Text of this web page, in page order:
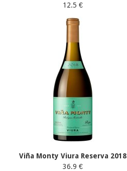
12.5 €
Viña Monty Viura Reserva 2018
36.9 €